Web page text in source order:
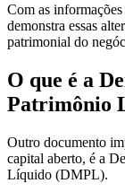
Com as
demonstra essas
patrimonial do
O que é a
Patrimônio
Outro documento
capital aberto, é a
Líquido (DMPL).